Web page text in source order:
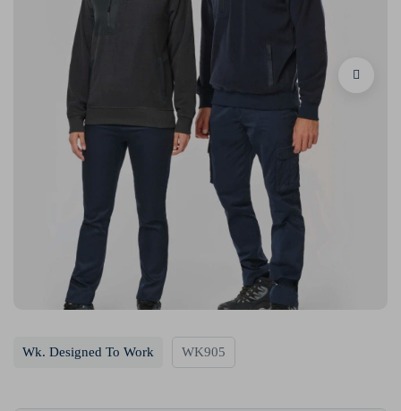
Wk. Designed To Work WK905